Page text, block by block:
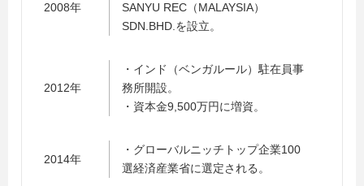
2008年
SANYU REC（MALAYSIA）
SDN.BHD.を設立。
2012年
・インド（ベンガルール）駐在員事
務所開設。
・資本金9,500万円に増資。
2014年
・グローバルニッチトップ企業100
選経済産業省に選定される。